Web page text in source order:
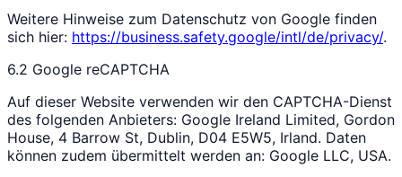
Weitere Hinweise zum Datenschutz von Google finden
sich hier: https://business.safety.google/intl/de/privacy/.
6.2 Google reCAPTCHA
Auf dieser Website verwenden wir den CAPTCHA-Dienst
des folgenden Anbieters: Google Ireland Limited, Gordon
House, 4 Barrow St, Dublin, D04 E5W5, Irland. Daten
können zudem übermittelt werden an: Google LLC, USA.